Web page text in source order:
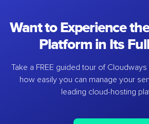
Want to Experience
Platform in Its
Take a FREE guided tour of
how easily you can manage your
leading cloud-hosting